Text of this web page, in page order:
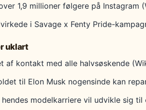
1,9 millioner følgere på Instagram
i Savage x Fenty Pride-
uklart
af kontakt med alle halvsøskende
til Elon Musk nogensinde kan
modelkarriere vil udvikle sig